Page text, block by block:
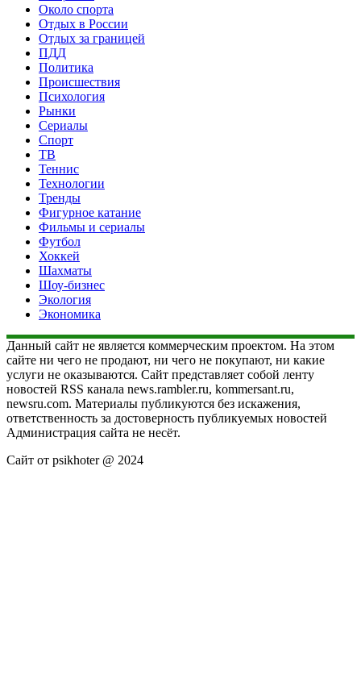
Около спорта
Отдых в России
Отдых за границей
ПДД
Политика
Происшествия
Психология
Рынки
Сериалы
Спорт
ТВ
Теннис
Технологии
Тренды
Фигурное катание
Фильмы и сериалы
Футбол
Хоккей
Шахматы
Шоу-бизнес
Экология
Экономика
Данный сайт не является коммерческим проектом. На этом
сайте ни чего не продают, ни чего не покупают, ни какие
услуги не оказываются. Сайт представляет собой ленту
новостей RSS канала news.rambler.ru, kommersant.ru,
newsru.com. Материалы публикуются без искажения,
ответственность за достоверность публикуемых новостей
Администрация сайта не несёт.
Сайт от psikhoter @ 2024